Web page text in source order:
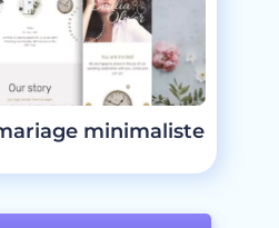
minimaliste